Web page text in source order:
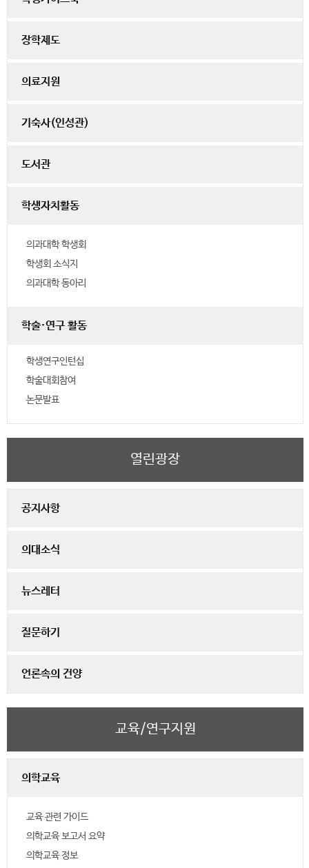
장학제도
의료지원
기숙사(인성관)
도서관
학생자치활동
의과대학 학생회
학생회 소식지
의과대학 동아리
학술·연구 활동
학생연구인턴십
학술대회참여
논문발표
열린광장
공지사항
의대소식
뉴스레터
질문하기
언론속의 건양
교육/연구지원
의학교육
교육 관련 가이드
의학교육 보고서 요약
의학교육 정보